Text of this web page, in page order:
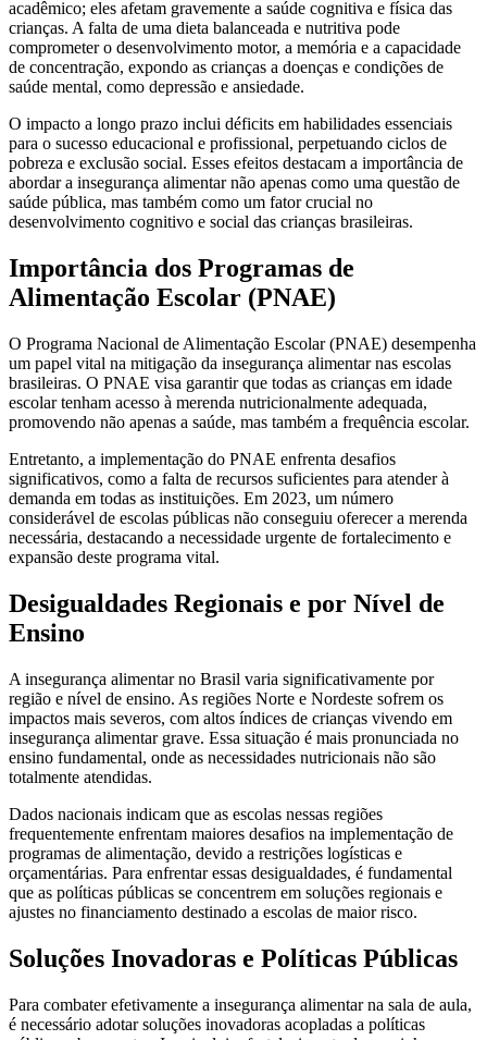
acadêmico; eles afetam gravemente a saúde cognitiva e física das
crianças. A falta de uma dieta balanceada e nutritiva pode
comprometer o desenvolvimento motor, a memória e a capacidade
de concentração, expondo as crianças a doenças e condições de
saúde mental, como depressão e ansiedade.
O impacto a longo prazo inclui déficits em habilidades essenciais
para o sucesso educacional e profissional, perpetuando ciclos de
pobreza e exclusão social. Esses efeitos destacam a importância de
abordar a insegurança alimentar não apenas como uma questão de
saúde pública, mas também como um fator crucial no
desenvolvimento cognitivo e social das crianças brasileiras.
Importância dos Programas de
Alimentação Escolar (PNAE)
O Programa Nacional de Alimentação Escolar (PNAE) desempenha
um papel vital na mitigação da insegurança alimentar nas escolas
brasileiras. O PNAE visa garantir que todas as crianças em idade
escolar tenham acesso à merenda nutricionalmente adequada,
promovendo não apenas a saúde, mas também a frequência escolar.
Entretanto, a implementação do PNAE enfrenta desafios
significativos, como a falta de recursos suficientes para atender à
demanda em todas as instituições. Em 2023, um número
considerável de escolas públicas não conseguiu oferecer a merenda
necessária, destacando a necessidade urgente de fortalecimento e
expansão deste programa vital.
Desigualdades Regionais e por Nível de
Ensino
A insegurança alimentar no Brasil varia significativamente por
região e nível de ensino. As regiões Norte e Nordeste sofrem os
impactos mais severos, com altos índices de crianças vivendo em
insegurança alimentar grave. Essa situação é mais pronunciada no
ensino fundamental, onde as necessidades nutricionais não são
totalmente atendidas.
Dados nacionais indicam que as escolas nessas regiões
frequentemente enfrentam maiores desafios na implementação de
programas de alimentação, devido a restrições logísticas e
orçamentárias. Para enfrentar essas desigualdades, é fundamental
que as políticas públicas se concentrem em soluções regionais e
ajustes no financiamento destinado a escolas de maior risco.
Soluções Inovadoras e Políticas Públicas
Para combater efetivamente a insegurança alimentar na sala de aula,
é necessário adotar soluções inovadoras acopladas a políticas